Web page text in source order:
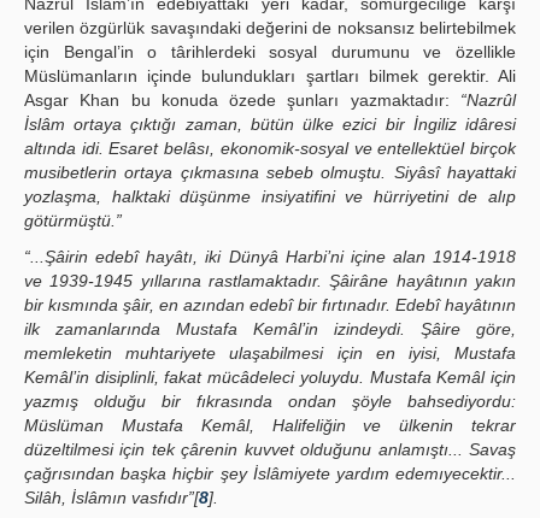
verilen özgürlük savaşındaki değerini de noksansız belirtebilmek
için Bengal’in o târihlerdeki sosyal durumunu ve özellikle
Müslümanların içinde bulundukları şartları bilmek gerektir. Ali
Asgar Khan bu konuda özede şunları yazmaktadır: “Nazrûl
İslâm ortaya çıktığı zaman, bütün ülke ezici bir İngiliz idâresi
altında idi. Esaret belâsı, ekonomik-sosyal ve entellektüel birçok
musibetlerin ortaya çıkmasına sebeb olmuştu. Siyâsî hayattaki
yozlaşma, halktaki düşünme insiyatifini ve hürriyetini de alıp
götürmüştü.”
“...Şâirin edebî hayâtı, iki Dünyâ Harbi’ni içine alan 1914-1918
ve 1939-1945 yıllarına rastlamaktadır. Şâirâne hayâtının yakın
bir kısmında şâir, en azından edebî bir fırtınadır. Edebî hayâtının
ilk zamanlarında Mustafa Kemâl’in izindeydi. Şâire göre,
memleketin muhtariyete ulaşabilmesi için en iyisi, Mustafa
Kemâl’in disiplinli, fakat mücâdeleci yoluydu. Mustafa Kemâl için
yazmış olduğu bir fıkrasında ondan şöyle bahsediyordu:
Müslüman Mustafa Kemâl, Halifeliğin ve ülkenin tekrar
düzeltilmesi için tek çârenin kuvvet olduğunu anlamıştı... Savaş
çağrısından başka hiçbir şey İslâmiyete yardım edemıyecektir...
Silâh, İslâmın vasfıdır”[8].